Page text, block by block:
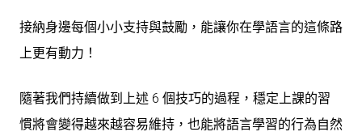
接納身邊每個小小支持與鼓勵，能讓你在學語言的這條路
上更有動力！
隨著我們持續做到上述 6 個技巧的過程，穩定上課的習
慣將會變得越來越容易維持，也能將語言學習的行為自然